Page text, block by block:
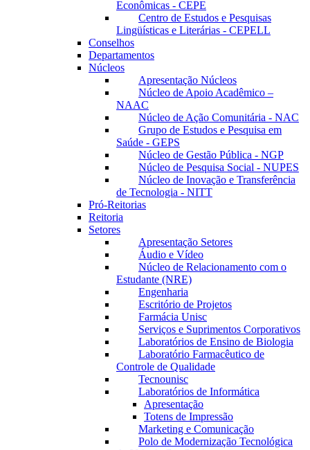
Econômicas - CEPE
Centro de Estudos e Pesquisas
Lingüísticas e Literárias - CEPELL
Conselhos
Departamentos
Núcleos
Apresentação Núcleos
Núcleo de Apoio Acadêmico –
NAAC
Núcleo de Ação Comunitária - NAC
Grupo de Estudos e Pesquisa em
Saúde - GEPS
Núcleo de Gestão Pública - NGP
Núcleo de Pesquisa Social - NUPES
Núcleo de Inovação e Transferência
de Tecnologia - NITT
Pró-Reitorias
Reitoria
Setores
Apresentação Setores
Áudio e Vídeo
Núcleo de Relacionamento com o
Estudante (NRE)
Engenharia
Escritório de Projetos
Farmácia Unisc
Serviços e Suprimentos Corporativos
Laboratórios de Ensino de Biologia
Laboratório Farmacêutico de
Controle de Qualidade
Tecnounisc
Laboratórios de Informática
Apresentação
Totens de Impressão
Marketing e Comunicação
Polo de Modernização Tecnológica